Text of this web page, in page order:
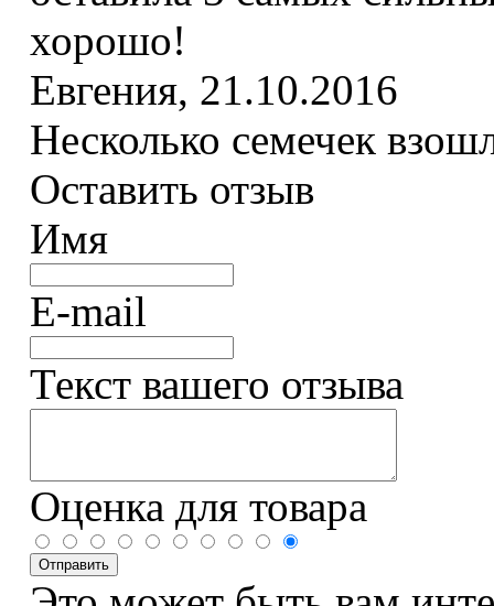
хорошо!
Евгения, 21.10.2016
Несколько семечек
Оставить отзыв
Имя
E-mail
Текст вашего отзыва
Оценка для товара